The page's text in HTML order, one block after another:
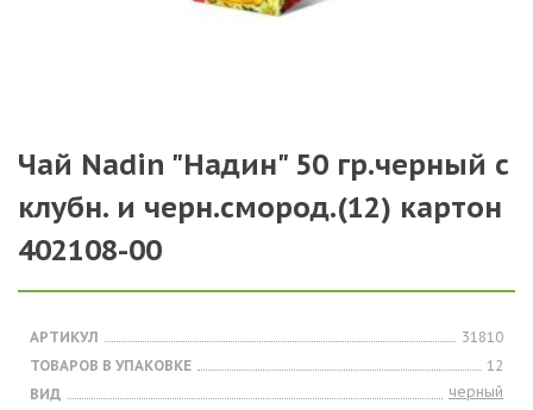
Чай Nadin "Надин" 50 гр.черный с
клубн. и черн.смород.(12) картон
402108-00
АРТИКУЛ
31810
ТОВАРОВ В УПАКОВКЕ
12
ВИД
черный